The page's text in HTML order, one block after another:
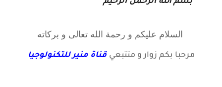
السلام عليكم و رحمة الله تعالى و بركاته
مرحبا بكم زوار و متتبعي قناة منير للتكنولوجيا